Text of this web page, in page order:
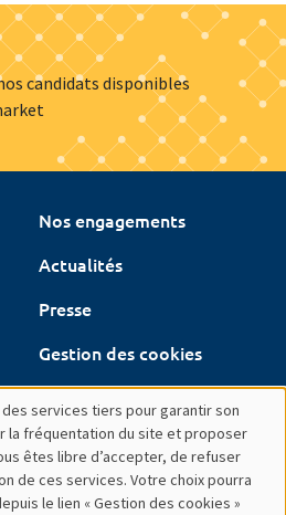
candidats disponibles
Nos engagements
Actualités
Presse
Gestion des cookies
services tiers pour garantir son
la fréquentation du site et proposer
êtes libre d’accepter, de refuser
de ces services. Votre choix pourra
le lien « Gestion des cookies »